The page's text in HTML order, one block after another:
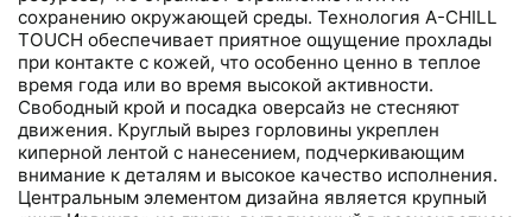
сохранению окружающей среды. Технология A-CHILL
TOUCH обеспечивает приятное ощущение прохлады
при контакте с кожей, что особенно ценно в теплое
время года или во время высокой активности.
Свободный крой и посадка оверсайз не стесняют
движения. Круглый вырез горловины укреплен
киперной лентой с нанесением, подчеркивающим
внимание к деталям и высокое качество исполнения.
Центральным элементом дизайна является крупный